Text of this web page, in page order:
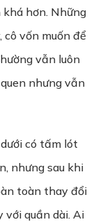
hơn. Những
vốn muốn để
vẫn luôn
nhưng vẫn
có tấm lót
nhưng sau khi
toàn thay đổi
với quần dài. Ai